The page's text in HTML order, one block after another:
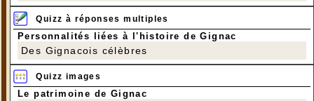
Quizz à réponses multiples
Personnalités liées à l'histoire de Gignac
Des Gignacois célèbres
Quizz images
Le patrimoine de Gignac